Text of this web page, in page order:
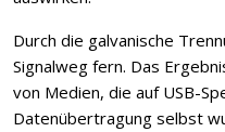
Durch die galvanische
Signalweg fern. Das
von Medien, die auf USB-
Datenübertragung selbst